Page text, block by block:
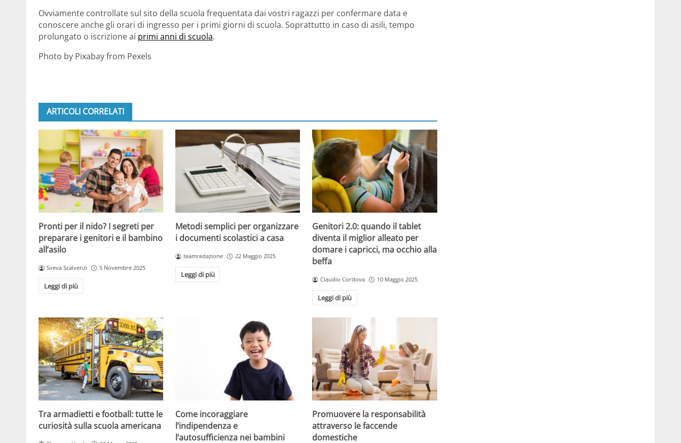
Ovviamente controllate sul sito della scuola frequentata dai vostri ragazzi per confermare data e
conoscere anche gli orari di ingresso per i primi giorni di scuola. Soprattutto in caso di asili, tempo
prolungato o iscrizione ai primi anni di scuola.
Photo by Pixabay from Pexels
ARTICOLI CORRELATI
Pronti per il nido? I segreti per
preparare i genitori e il bambino
all’asilo
Sveva Scalvenzi 5 Novembre 2025
Leggi di più
Metodi semplici per organizzare
i documenti scolastici a casa
teamredazione 22 Maggio 2025
Leggi di più
Genitori 2.0: quando il tablet
diventa il miglior alleato per
domare i capricci, ma occhio alla
beffa
Claudio Cordova 10 Maggio 2025
Leggi di più
Tra armadietti e football: tutte le
curiosità sulla scuola americana
Come incoraggiare
l’indipendenza e
l’autosufficienza nei bambini
Promuovere la responsabilità
attraverso le faccende
domestiche